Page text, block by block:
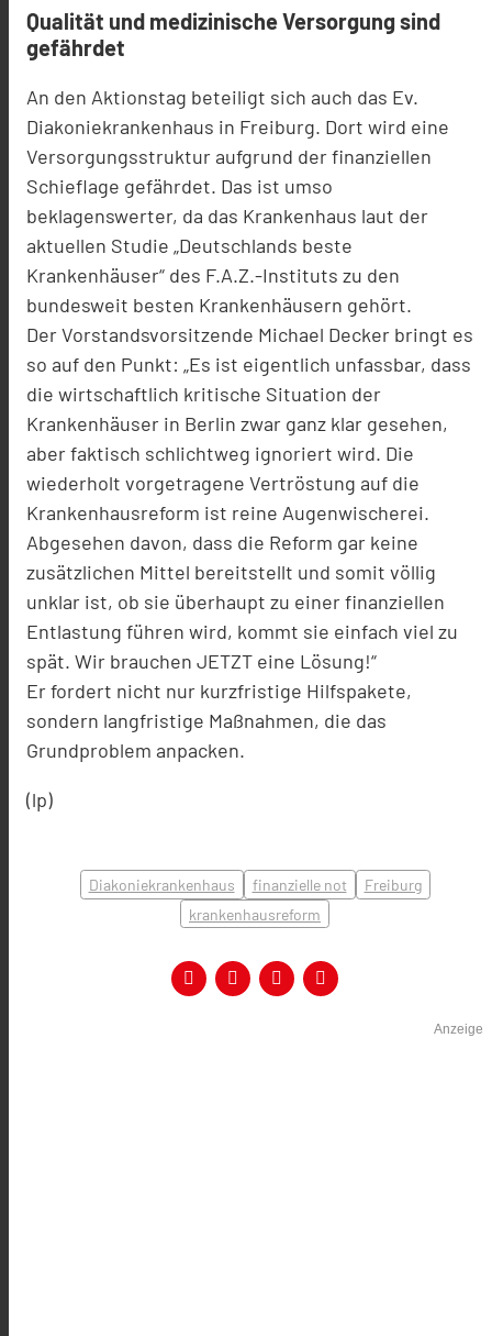
Qualität und medizinische Versorgung sind
gefährdet
An den Aktionstag beteiligt sich auch das Ev.
Diakoniekrankenhaus in Freiburg. Dort wird eine
Versorgungsstruktur aufgrund der finanziellen
Schieflage gefährdet. Das ist umso
beklagenswerter, da das Krankenhaus laut der
aktuellen Studie „Deutschlands beste
Krankenhäuser“ des F.A.Z.-Instituts zu den
bundesweit besten Krankenhäusern gehört.
Der Vorstandsvorsitzende Michael Decker bringt es
so auf den Punkt: „Es ist eigentlich unfassbar, dass
die wirtschaftlich kritische Situation der
Krankenhäuser in Berlin zwar ganz klar gesehen,
aber faktisch schlichtweg ignoriert wird. Die
wiederholt vorgetragene Vertröstung auf die
Krankenhausreform ist reine Augenwischerei.
Abgesehen davon, dass die Reform gar keine
zusätzlichen Mittel bereitstellt und somit völlig
unklar ist, ob sie überhaupt zu einer finanziellen
Entlastung führen wird, kommt sie einfach viel zu
spät. Wir brauchen JETZT eine Lösung!“
Er fordert nicht nur kurzfristige Hilfspakete,
sondern langfristige Maßnahmen, die das
Grundproblem anpacken.
(lp)
Diakoniekrankenhaus finanzielle not
Freiburg
krankenhausreform
Anzeige